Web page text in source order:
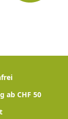
ab CHF 50